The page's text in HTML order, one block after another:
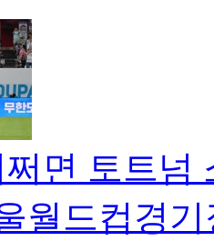
면 토트넘
월드컵경